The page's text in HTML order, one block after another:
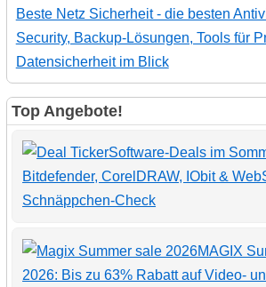
Beste Netz Sicherheit - die besten
Security, Backup-Lösungen, Tools für
Datensicherheit im Blick
Top Angebote!
Software-Deals im
Bitdefender, CorelDRAW, IObit &
Schnäppchen-Check
MAGIX
2026: Bis zu 63% Rabatt auf Video-